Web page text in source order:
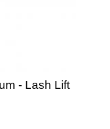
- Lash Lift